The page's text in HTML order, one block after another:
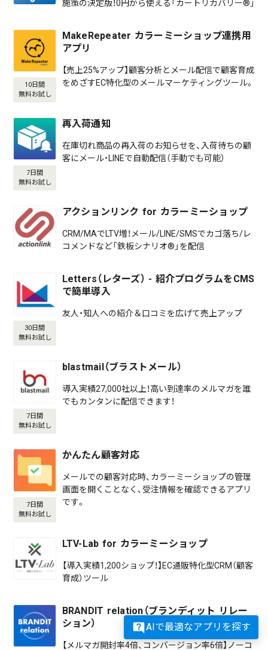
施策の決定版！0円から使える「カートリカバリー®」
10日間
無料お試し
MakeRepeater カラーミーショップ連携用
アプリ
【売上25%アップ】顧客分析とメール配信で顧客育成
をめざすEC特化型のメールマーケティングツール。
7日間
無料お試し
再入荷通知
在庫切れ商品の再入荷のお知らせを、入荷待ちの顧
客にメール・LINEで自動配信（手動でも可能）
アクションリンク for カラーミーショップ
CRM/MAでLTV増！メール/LINE/SMSでカゴ落ち/レ
コメンドなど「鉄板シナリオ®」を配信
30日間
無料お試し
Letters（レターズ） - 紹介プログラムをCMS
で簡単導入
友人・知人への紹介＆口コミを広げて売上アップ
7日間
無料お試し
blastmail（ブラストメール）
導入実績27,000社以上！高い到達率のメルマガを誰
でもカンタンに配信できます！
7日間
無料お試し
かんたん顧客対応
メールでの顧客対応時、カラーミーショップの管理
画面を開くことなく、受注情報を確認できるアプリ
です。
LTV-Lab for カラーミーショップ
【導入実績1,200ショップ！】EC通販特化型CRM（顧客
育成）ツール
BRANDIT relation（ブランディット リレー
ション）
【メルマガ開封率4倍、コンバージョン率6倍】ノーコ
AIで最適なアプリを探す